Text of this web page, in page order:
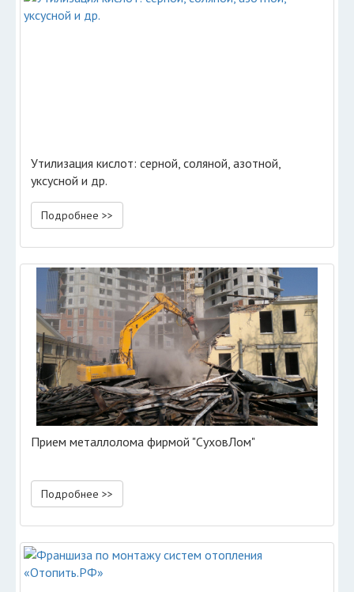
Утилизация кислот: серной, соляной, азотной,
уксусной и др.
Подробнее >>
Прием металлолома фирмой "СуховЛом"
Подробнее >>